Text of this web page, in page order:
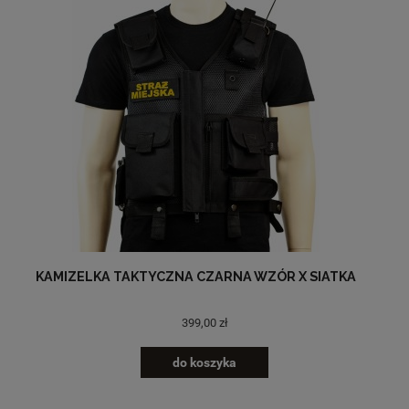
KAMIZELKA TAKTYCZNA CZARNA WZÓR X SIATKA
399,00 zł
do koszyka